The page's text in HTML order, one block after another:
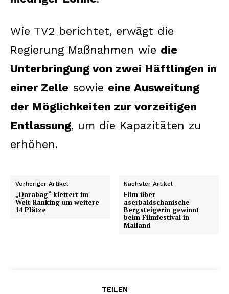
Wie TV2 berichtet, erwägt die
Regierung Maßnahmen wie die
Unterbringung von zwei Häftlingen in
einer Zelle sowie eine Ausweitung
der Möglichkeiten zur vorzeitigen
Entlassung, um die Kapazitäten zu
erhöhen.
Vorheriger Artikel
„Qarabag“ klettert im
Welt-Ranking um weitere
14 Plätze
Nächster Artikel
Film über
aserbaidschanische
Bergsteigerin gewinnt
beim Filmfestival in
Mailand
TEILEN